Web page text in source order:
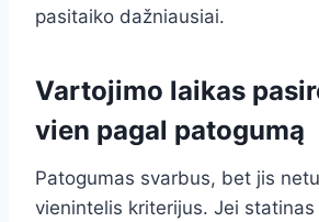
pasitaiko dažniausiai.
Vartojimo laikas
vien pagal patogumą
Patogumas svarbus, bet jis
vienintelis kriterijus. Jei